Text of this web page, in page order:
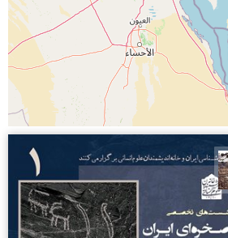
محمد ناصری فرد